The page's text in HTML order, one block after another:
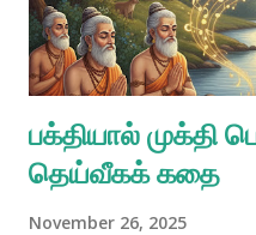
பக்தியால் முக்தி
தெய்வீகக் கதை
November 26, 2025